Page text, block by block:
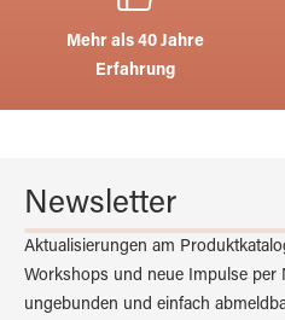
Mehr als 40 Jahre
Erfahrung
Newsletter
Aktualisierungen am
Workshops und neue Impulse per
ungebunden und einfach